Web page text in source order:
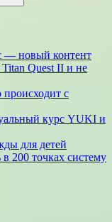
— новый контент
Quest II и не
с
курс YUKI и
для детей
200 точках систему